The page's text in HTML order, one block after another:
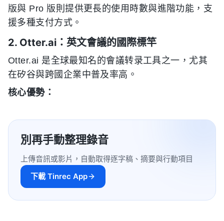
版與 Pro 版則提供更長的使用時數與進階功能，支
援多種支付方式。
2. Otter.ai：英文會議的國際標竿
Otter.ai 是全球最知名的會議转录工具之一，尤其
在矽谷與跨國企業中普及率高。
核心優勢：
別再手動整理錄音
上傳音訊或影片，自動取得逐字稿、摘要與行動項目
下載 Tinrec App